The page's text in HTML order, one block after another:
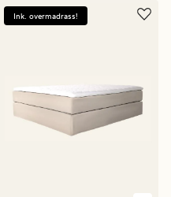
Ink. overmadrass!